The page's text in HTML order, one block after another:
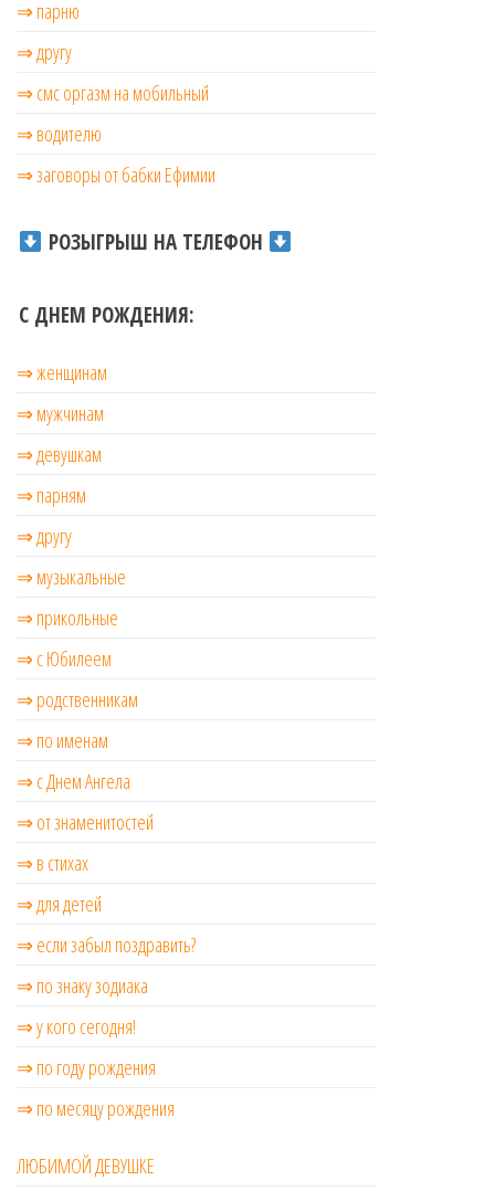
⇒ парню
⇒ другу
⇒ смс оргазм на мобильный
⇒ водителю
⇒ заговоры от бабки Ефимии
РОЗЫГРЫШ НА ТЕЛЕФОН
С ДНЕМ РОЖДЕНИЯ:
⇒ женщинам
⇒ мужчинам
⇒ девушкам
⇒ парням
⇒ другу
⇒ музыкальные
⇒ прикольные
⇒ с Юбилеем
⇒ родственникам
⇒ по именам
⇒ с Днем Ангела
⇒ от знаменитостей
⇒ в стихах
⇒ для детей
⇒ если забыл поздравить?
⇒ по знаку зодиака
⇒ у кого сегодня!
⇒ по году рождения
⇒ по месяцу рождения
ЛЮБИМОЙ ДЕВУШКЕ